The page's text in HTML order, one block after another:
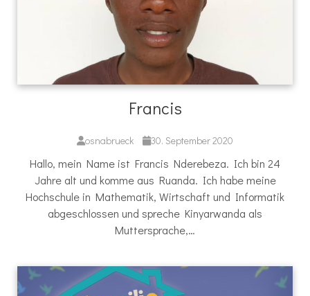
Francis
osnabrueck 30. September 2020
Hallo, mein Name ist Francis Nderebeza. Ich bin 24
Jahre alt und komme aus Ruanda. Ich habe meine
Hochschule in Mathematik, Wirtschaft und Informatik
abgeschlossen und spreche Kinyarwanda als
Muttersprache,…